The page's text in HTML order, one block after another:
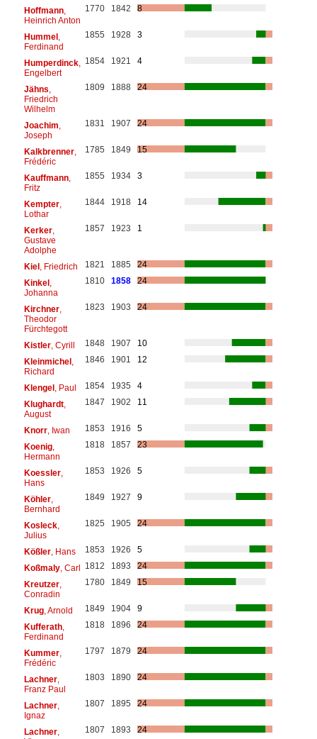
Hoffmann,
Heinrich Anton
1770 1842 8
Hummel,
Ferdinand
1855 1928 3
Humperdinck,
Engelbert
1854 1921 4
Jähns
Friedrich
Wilhelm
1809 1888 24
Joachim
Joseph
1831 1907 24
Kalkbrenner,
Frédéric
1785 1849 15
Kauffmann,
Fritz
1855 1934 3
Kempter,
Lothar
1844 1918 14
Kerker,
Gustave
Adolphe
1857 1923 1
Kiel, Friedrich 1821 1885
24
Kinkel,
Johanna
1810 1858 24
Kirchner,
Theodor
Fürchtegott
1823 1903 24
Kistler, Cyrill 1848 1907
10
Kleinmichel,
Richard
1846 1901 12
Klengel, Paul 1854 1935
4
Klughardt,
August
1847 1902 11
Knorr, Iwan 1853 1916
5
Koenig,
Hermann
1818 1857 23
Koessler,
Hans
1853 1926 5
Köhler,
Bernhard
1849 1927 9
Kosleck,
Julius
1825 1905 24
Kößler, Hans 1853 1926
5
Koßmaly, Carl 1812 1893
24
Kreutzer,
Conradin
1780 1849 15
Krug, Arnold 1849 1904
9
Kufferath,
Ferdinand
1818 1896 24
Kummer,
Frédéric
1797 1879 24
Lachner,
Franz Paul
1803 1890 24
Lachner,
Ignaz
1807 1895 24
Lachner,
1807 1893 24